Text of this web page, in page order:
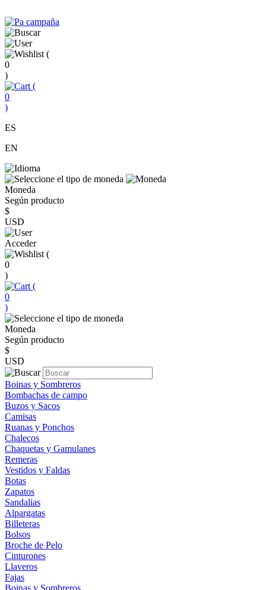
(
0
)
(
0
)
ES
EN
Moneda
Según producto
$
USD
Acceder
(
0
)
(
0
)
Moneda
Según producto
$
USD
Boinas y Sombreros
Bombachas de campo
Buzos y Sacos
Camisas
Ruanas y Ponchos
Chalecos
Chaquetas y Gamulanes
Remeras
Vestidos y Faldas
Botas
Zapatos
Sandalias
Alpargatas
Billeteras
Bolsos
Broche de Pelo
Cinturones
Llaveros
Fajas
Boinas y Sombreros